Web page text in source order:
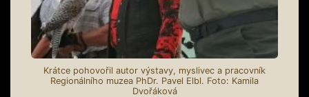
Krátce pohovořil autor výstavy, myslivec a pracovník
Regionálního muzea PhDr. Pavel Elbl. Foto: Kamila
Dvořáková